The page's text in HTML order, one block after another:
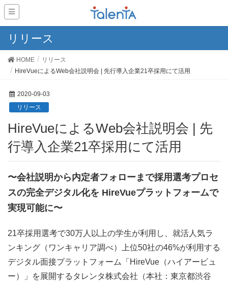
リリース
HOME
リリース
HireVueによるWeb会社説明会 | 先行導入企業21卒採用にて活用
2020-09-03
リリース
HireVueによるWeb会社説明会 | 先
行導入企業21卒採用にて活用
〜会社説明から内定者フォローまで採用選考プロセ
スの完全デジタル化を HireVueプラットフォームで
実現可能に〜
21卒採用選考で30万人以上の学生が利用し、就活人気ラ
ンキング（ワンキャリア調べ）上位50社の46%が利用する
デジタル面接プラットフォーム「HireVue（ハイアービュ
ー）」を展開するタレンタ株式会社（本社：東京都渋谷